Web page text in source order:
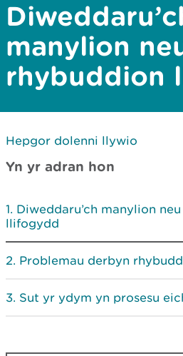
manylion
rhybuddion
Hepgor dolenni llywio
Yn yr adran hon
Diweddaru’ch manylion
llifogydd
Problemau derbyn
Sut yr ydym yn prosesu